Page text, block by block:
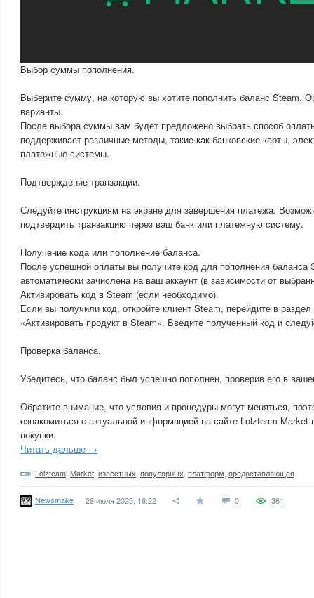
Выбор суммы пополнения.
Выберите сумму, на которую вы хотите пополнить баланс Steam.
варианты.
После выбора суммы вам будет предложено выбрать способ
поддерживает различные методы, такие как банковские карты,
платежные системы.
Подтверждение транзакции.
Следуйте инструкциям на экране для завершения платежа.
подтвердить транзакцию через ваш банк или платежную систему.
Получение кода или пополнение баланса.
После успешной оплаты вы получите код для пополнения баланса
автоматически зачислена на ваш аккаунт (в зависимости от
Активировать код в Steam (если необходимо).
Если вы получили код, откройте клиент Steam, перейдите в
«Активировать продукт в Steam». Введите полученный код и
Проверка баланса.
Убедитесь, что баланс был успешно пополнен, проверив его в
Обратите внимание, что условия и процедуры могут меняться,
ознакомиться с актуальной информацией на сайте Lolzteam
покупки.
Читать дальше →
Lolzteam Market известных популярных платформ предоставляющая
Newsmake 28 июля 2025, 16:22 0 361